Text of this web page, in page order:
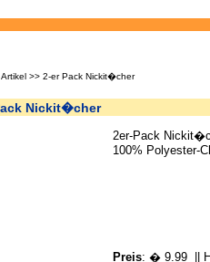
Artikel >> 2-er Pack Nickit�cher
Nickit�cher
2er-Pack
100% Polyester-
Preis: � 9.99||